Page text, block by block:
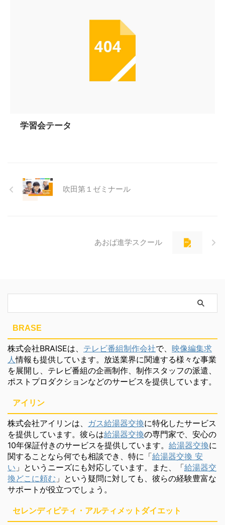
学習会テータ
吹田第１ゼミナール
あおば進学スクール
BRASE
株式会社BRAISEは、 テレビ番組制作会社で、 映像編集求
人情報も提供しています。放送業界に関連する様々な事業
を展開し、テレビ番組の企画制作、制作スタッフの派遣、
ポストプロダクションなどのサービスを提供しています。
アイリン
株式会社アイリンは、 ガス給湯器交換に特化したサービス
を提供しています。彼らは給湯器交換の専門家で、安心の
10年保証付きのサービスを提供しています。 給湯器交換に
関することなら何でも相談でき、特に「給湯器交換 安
い 」というニーズにも対応しています。また、「給湯器交
換どこに頼む 」という疑問に対しても、彼らの経験豊富な
サポートが役立つでしょう。
セレンディピティ・アルティメットダイエット